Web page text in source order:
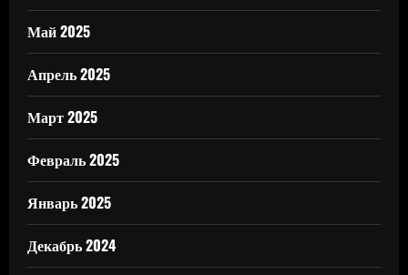
Май 2025
Апрель 2025
Март 2025
Февраль 2025
Январь 2025
Декабрь 2024